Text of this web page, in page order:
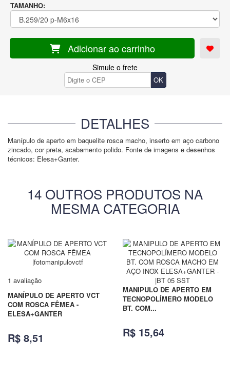
TAMANHO:
Adicionar ao carrinho
Simule o frete
DETALHES
Manípulo de aperto em baquelite rosca macho, inserto em aço carbono
zincado, cor preta, acabamento polido. Fonte de imagens e desenhos
técnicos: Elesa+Ganter.
14 OUTROS PRODUTOS NA
MESMA CATEGORIA
1 avaliação
MANÍPULO DE APERTO VCT
COM ROSCA FÊMEA -
ELESA+GANTER
R$ 8,51
MANIPULO DE APERTO EM
TECNOPOLÍMERO MODELO
BT. COM...
R$ 15,64